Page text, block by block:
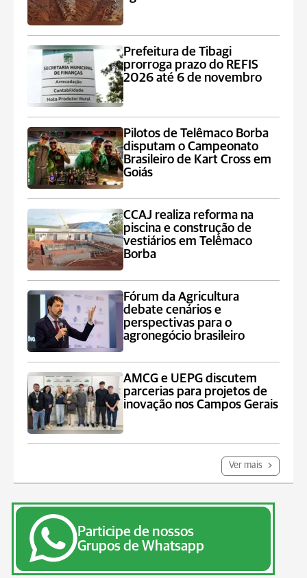
Prefeitura de Tibagi
prorroga prazo do REFIS
2026 até 6 de novembro
Pilotos de Telêmaco Borba
disputam o Campeonato
Brasileiro de Kart Cross em
Goiás
CCAJ realiza reforma na
piscina e construção de
vestiários em Telêmaco
Borba
Fórum da Agricultura
debate cenários e
perspectivas para o
agronegócio brasileiro
AMCG e UEPG discutem
parcerias para projetos de
inovação nos Campos Gerais
Ver mais
Participe de nossos
Grupos de Whatsapp